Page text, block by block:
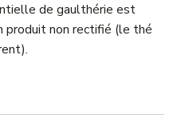
de gaulthérie est
produit non rectifié (le thé